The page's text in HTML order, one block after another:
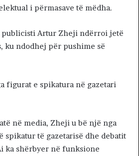
i përmasave të mëdha.
publicisti Artur Zheji ndërroi jetë
ku ndodhej për pushime së
figurat e spikatura në gazetari
në media, Zheji u bë një nga
spikatur të gazetarisë dhe debatit
ka shërbyer në funksione